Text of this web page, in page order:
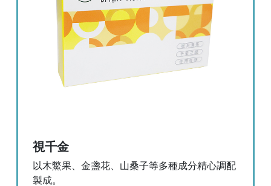
視千金
以木鱉果、金盞花、山桑子等多種成分精心調配
製成。